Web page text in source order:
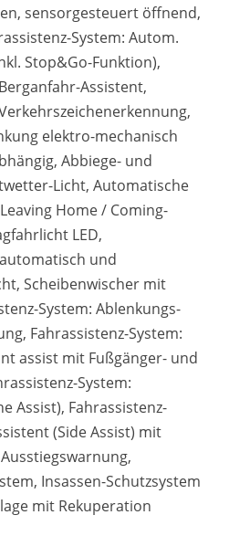
sensorgesteuert öffnend,
System: Autom.
Stop&Go-Funktion),
Assistent,
elektro-mechanisch
Abbiege- und
Licht, Automatische
Home / Coming-
LED,
und
Scheibenwischer mit
System: Ablenkungs-
Fahrassistenz-System:
assist mit Fußgänger- und
System:
Assist), Fahrassistenz-
(Side Assist) mit
Insassen-Schutzsystem
mit Rekuperation